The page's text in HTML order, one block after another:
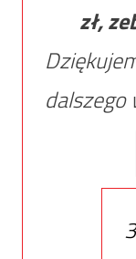
zł,
dalszego